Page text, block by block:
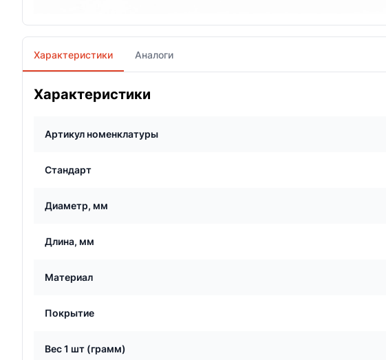
Характеристики Аналоги
Характеристики
Артикул номенклатуры
Стандарт
Диаметр, мм
Длина, мм
Материал
Покрытие
Вес 1 шт (грамм)